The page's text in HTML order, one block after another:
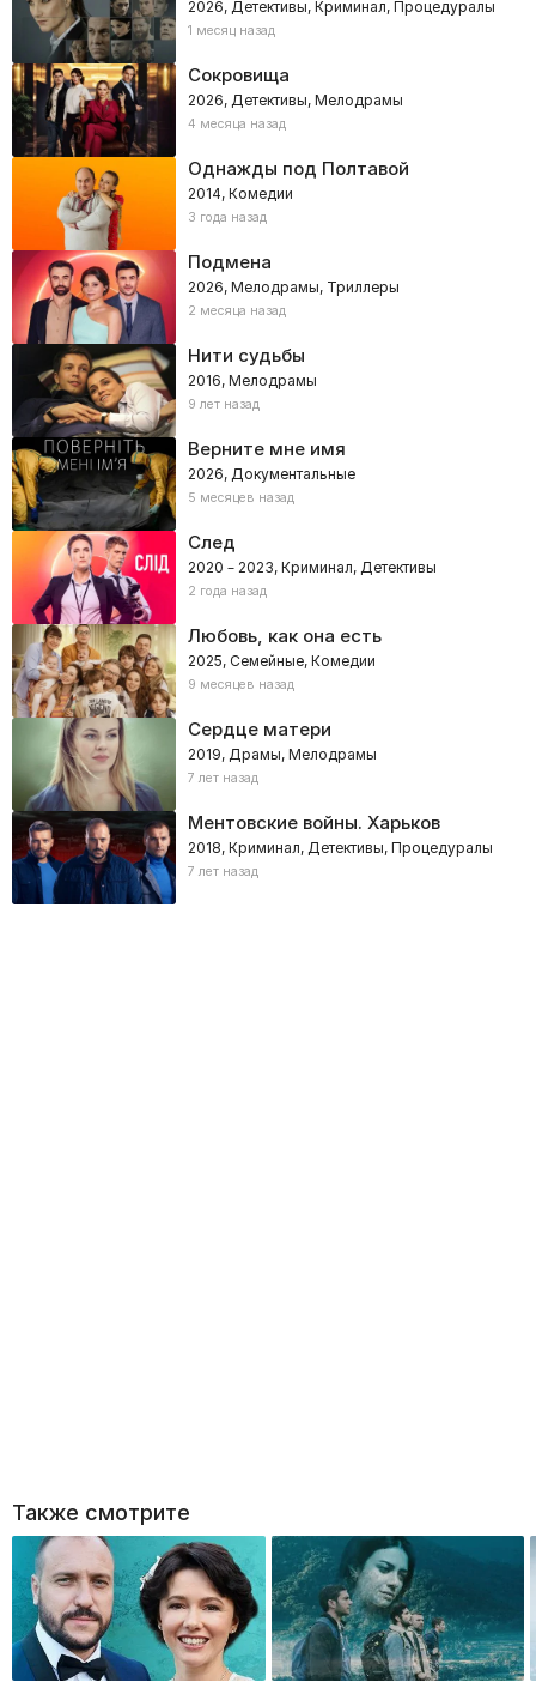
2026, Детективы, Криминал, Процедуралы
1 месяц назад
Сокровища
2026, Детективы, Мелодрамы
4 месяца назад
Однажды под Полтавой
2014, Комедии
3 года назад
Подмена
2026, Мелодрамы, Триллеры
2 месяца назад
Нити судьбы
2016, Мелодрамы
9 лет назад
Верните мне имя
2026, Документальные
5 месяцев назад
След
2020 – 2023, Криминал, Детективы
2 года назад
Любовь, как она есть
2025, Семейные, Комедии
9 месяцев назад
Сердце матери
2019, Драмы, Мелодрамы
7 лет назад
Ментовские войны. Харьков
2018, Криминал, Детективы, Процедуралы
7 лет назад
Также смотрите